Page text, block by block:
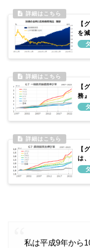
【
を
仕
【
務
理
【
は
府
私は平成9年から